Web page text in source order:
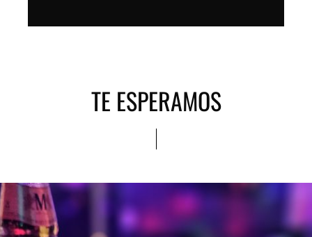
TE ESPERAMOS